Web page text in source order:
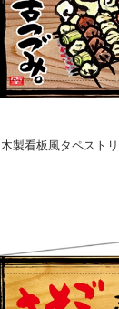
木製看板風タペスト